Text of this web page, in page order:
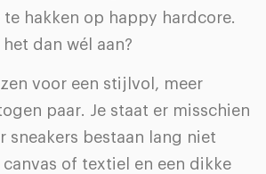
hakken op happy hardcore.
dan wél aan?
voor een stijlvol, meer
paar. Je staat er misschien
sneakers bestaan lang niet
of textiel en een dikke